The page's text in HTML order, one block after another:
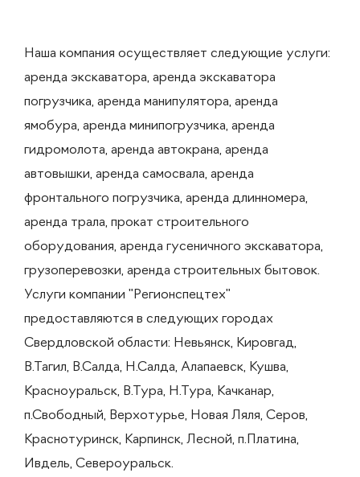
Наша компания осуществляет следующие услуги:
аренда экскаватора, аренда экскаватора
погрузчика, аренда манипулятора, аренда
ямобура, аренда минипогрузчика, аренда
гидромолота, аренда автокрана, аренда
автовышки, аренда самосвала, аренда
фронтального погрузчика, аренда длинномера,
аренда трала, прокат строительного
оборудования, аренда гусеничного экскаватора,
грузоперевозки, аренда строительных бытовок.
Услуги компании "Регионспецтех"
предоставляются в следующих городах
Свердловской области: Невьянск, Кировгад,
В.Тагил, В.Салда, Н.Салда, Алапаевск, Кушва,
Красноуральск, В.Тура, Н.Тура, Качканар,
п.Свободный, Верхотурье, Новая Ляля, Серов,
Краснотуринск, Карпинск, Лесной, п.Платина,
Ивдель, Североуральск.